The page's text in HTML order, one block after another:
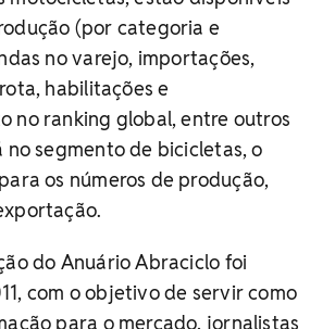
(por categoria e
no varejo, importações,
habilitações e
no ranking global, entre outros
no segmento de bicicletas, o
os números de produção,
do Anuário Abraciclo foi
com o objetivo de servir como
para o mercado, jornalistas